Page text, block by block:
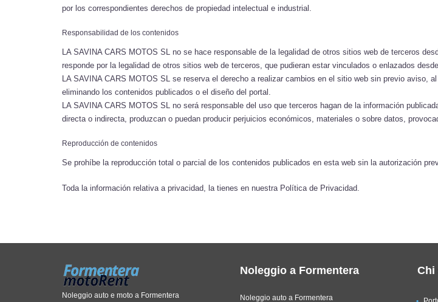
por los correspondientes derechos de propiedad intelectual e industrial.
Responsabilidad de los contenidos
LA SAVINA CARS MOTOS SL no se hace responsable de la legalidad de otros sitios web de terceros
responde por la legalidad de otros sitios web de terceros, que pudieran estar vinculados o enlazados
LA SAVINA CARS MOTOS SL se reserva el derecho a realizar cambios en el sitio web sin previo aviso,
eliminando los contenidos publicados o el diseño del portal.
LA SAVINA CARS MOTOS SL no será responsable del uso que terceros hagan de la información
directa o indirecta, produzcan o puedan producir perjuicios económicos, materiales o sobre datos,
Reproducción de contenidos
Se prohíbe la reproducción total o parcial de los contenidos publicados en esta web sin la autorización
Toda la información relativa a privacidad, la tienes en nuestra Política de Privacidad.
Noleggio auto e moto a Formentera
Noleggio a Formentera
Noleggio auto a Formentera
Chi